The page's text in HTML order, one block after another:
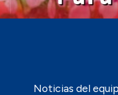
Noticias del